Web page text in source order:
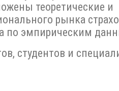
теоретические и
рынка
по эмпирическим
студентов и